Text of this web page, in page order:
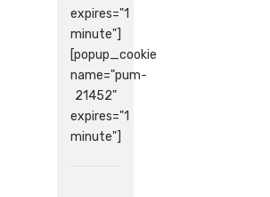
expires="1
minute"]
[popup_cookie
name="pum-
21452"
expires="1
minute"]